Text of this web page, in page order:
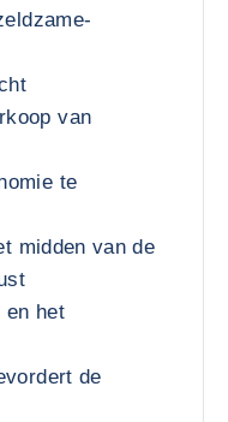
van
te
midden van de
en het
de